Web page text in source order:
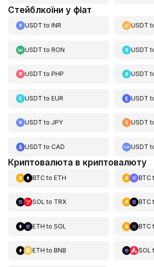
Стейблкоїни у фіат
USDT to INR USDT
USDT to RON USDT
USDT to PHP USDT
USDT to EUR USDT
USDT to JPY USDT
USDT to CAD USDT
Криптовалюта в криптовалюту
BTCto ETH BTC
SOL to TRX BTC
ETH to SOL BTC
ETH to BNB SOL